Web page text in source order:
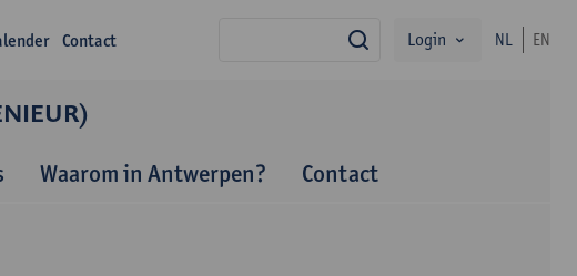
Contact zoekLogin NL EN
Waarom in Antwerpen? Contact